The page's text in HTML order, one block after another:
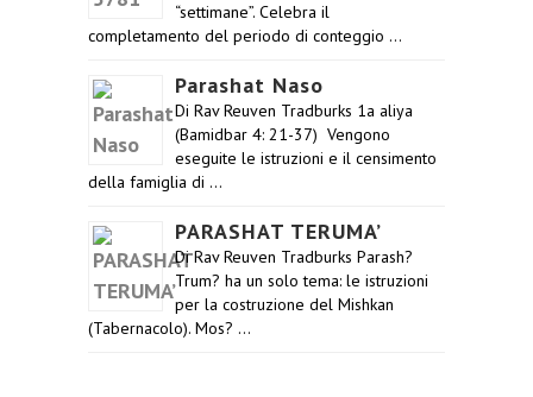
“settimane”. Celebra il
completamento del periodo di conteggio …
Parashat Naso
Di Rav Reuven Tradburks 1a aliya
(Bamidbar 4: 21-37) Vengono
eseguite le istruzioni e il censimento
della famiglia di …
PARASHAT TERUMA’
Di Rav Reuven Tradburks Parash?
Trum? ha un solo tema: le istruzioni
per la costruzione del Mishkan
(Tabernacolo). Mos? …